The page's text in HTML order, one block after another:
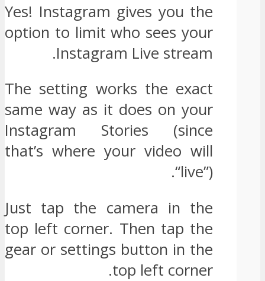
Yes! Instagram gives you the
option to limit who sees your
Instagram Live stream.
The setting works the exact
same way as it does on your
Instagram Stories (since
that’s where your video will
“live”).
Just tap the camera in the
top left corner. Then tap the
gear or settings button in the
top left corner.